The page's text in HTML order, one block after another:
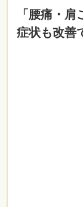
「腰痛・
症状も改善